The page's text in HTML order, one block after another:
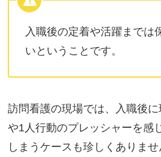
入職後の定着や活躍までは
いということです。
訪問看護の現場では、入職後
や1人行動のプレッシャーを感
しまうケースも珍しくありませ